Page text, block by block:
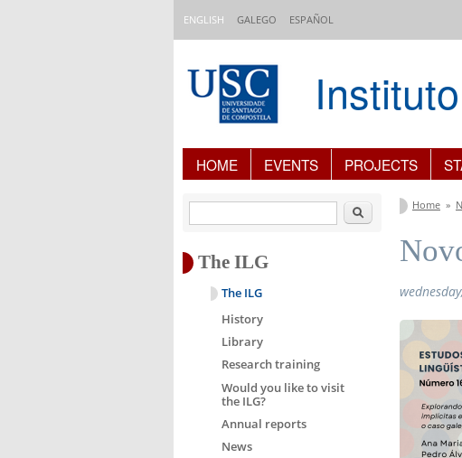
ENGLISH GALEGO ESPAÑOL
Content Index
HOME EVENTS PROJECTS
You
Home »
Search
The ILG
The ILG
History
Library
Research training
Would you like to visit
the ILG?
Annual reports
News